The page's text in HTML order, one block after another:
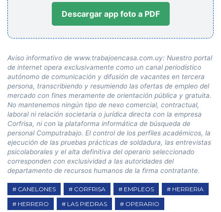
Descargar app foto a PDF
Aviso informativo de www.trabajoencasa.com.uy: Nuestro portal
de internet opera exclusivamente como un canal periodístico
autónomo de comunicación y difusión de vacantes en tercera
persona, transcribiendo y resumiendo las ofertas de empleo del
mercado con fines meramente de orientación pública y gratuita.
No mantenemos ningún tipo de nexo comercial, contractual,
laboral ni relación societaria o jurídica directa con la empresa
Corfrisa, ni con la plataforma informática de búsqueda de
personal Computrabajo. El control de los perfiles académicos, la
ejecución de las pruebas prácticas de soldadura, las entrevistas
psicolaborales y el alta definitiva del operario seleccionado
corresponden con exclusividad a las autoridades del
departamento de recursos humanos de la firma contratante.
CANELONES CORFRISA EMPLEOS
HERRERIA
HERRERO
LAS PIEDRAS
OPERARIO